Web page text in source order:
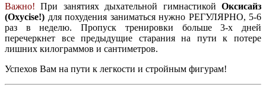
Важно! При занятиях дыхательной гимнастикой Оксисайз
(Oxycise!) для похудения заниматься нужно РЕГУЛЯРНО, 5-6
раз в неделю. Пропуск тренировки больше 3-х дней
перечеркнет все предыдущие старания на пути к потере
лишних килограммов и сантиметров.
Успехов Вам на пути к легкости и стройным фигурам!